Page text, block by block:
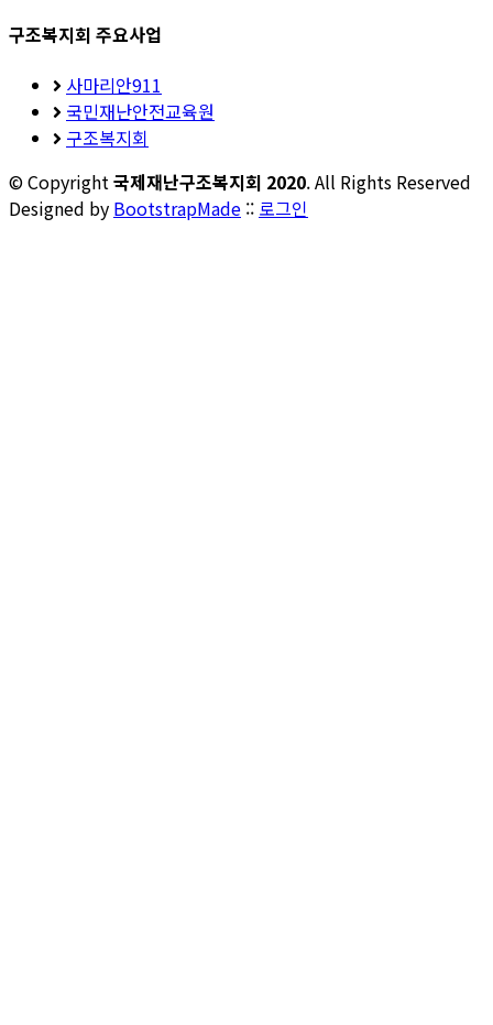
구조복지회 주요사업
사마리안911
국민재난안전교육원
구조복지회
© Copyright 국제재난구조복지회 2020. All Rights Reserved
Designed by BootstrapMade :: 로그인